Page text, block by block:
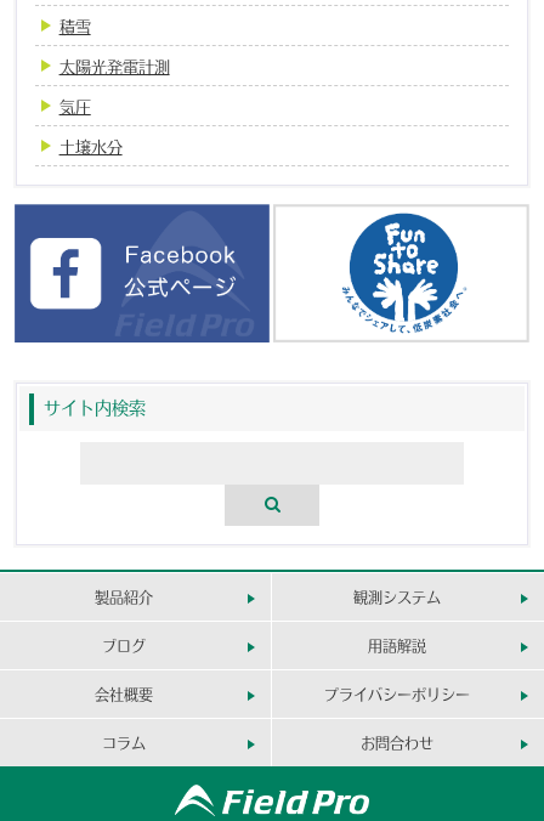
積雪
太陽光発電計測
気圧
土壌水分
サイト内検索
製品紹介 観測システム
ブログ 用語解説
会社概要 プライバシーポリシー
コラム お問合わせ